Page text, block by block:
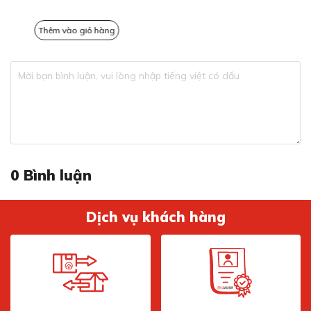
Điều này giúp người dùng dễ dàng lau chùi và vệ sinh
hơn.
sinh
Thiết kế chậu 1 hố rộng và sâu, dễ dàng vệ sinh
Chậu rửa bát R30899 được thiết kế chậu 1 hố rộng và
Thêm vào giỏ hàng
0 Bình luận
Dịch vụ khách hàng